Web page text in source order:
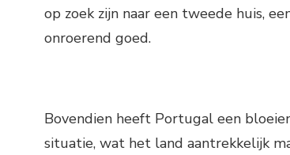
op zoek zijn naar een tweede huis,
onroerend goed.
Bovendien heeft Portugal een
situatie, wat het land aantrekkelijk